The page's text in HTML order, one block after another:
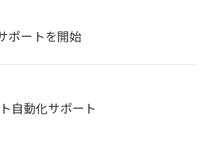
ポートを開始
自動化サポート